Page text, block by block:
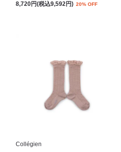
8,720円(税込9,592円) 20% OFF
Collégien